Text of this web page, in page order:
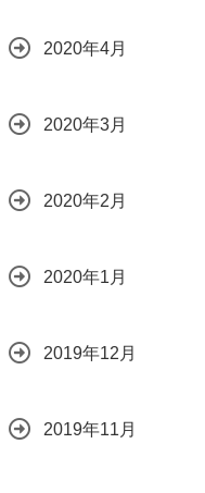
2020年4月
2020年3月
2020年2月
2020年1月
2019年12月
2019年11月